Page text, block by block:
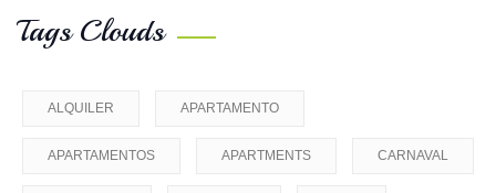
Tags Clouds
ALQUILER APARTAMENTO
APARTAMENTOS APARTMENTS CARNAVAL